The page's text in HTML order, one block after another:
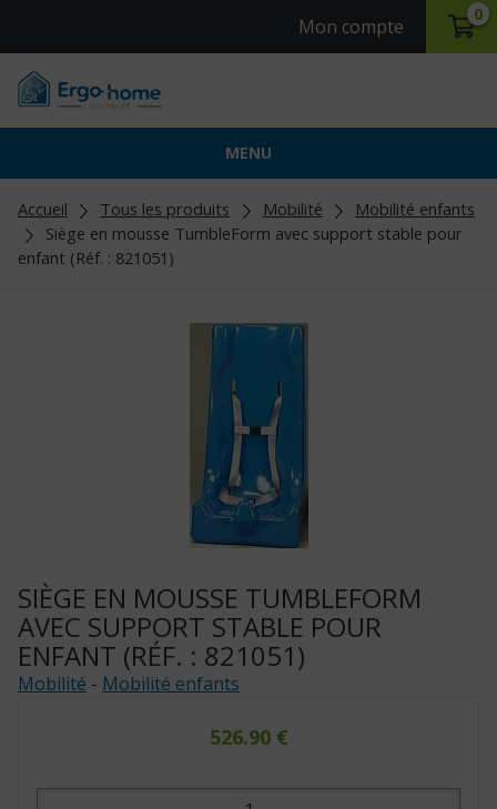
Mon compte
0
MENU
Accueil Tous les produits Mobilité
Mobilité enfants
Siège en mousse TumbleForm avec support stable pour
enfant (Réf. : 821051)
SIÈGE EN MOUSSE TUMBLEFORM
AVEC SUPPORT STABLE POUR
ENFANT (RÉF. : 821051)
Mobilité - Mobilité enfants
526.90 €
quantité